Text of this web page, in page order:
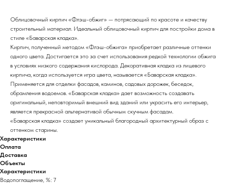
Облицовочный кирпич «Флэш-обжиг» — потрясающий по красоте и качеству
строительный материал. Идеальный облицовочный кирпич для постройки дома в
стиле «Баварская кладка».
Кирпич, полученный методом «Флэш-обжига» приобретает различные оттенки
одного цвета. Достигается это за счет использования редкой технологии обжига
в условиях низкого содержания кислорода. Декоративная кладка из лицевого
кирпича, когда используется игра цвета, называется «Баварская кладка».
Применяется для отделки фасадов, каминов, садовых дорожек, беседок,
обрамления водоемов. «Баварская кладка» дает возможность создавать
оригинальный, неповторимый внешний вид зданий или украсить его интерьер,
является прекрасной альтернативой обычным скучным фасадам.
«Баварская кладка» создает уникальный благородный архитектурный образ с
оттенком старины.
Характеристики
Оплата
Доставка
Объекты
Характеристики
Водопоглащение, %: 7